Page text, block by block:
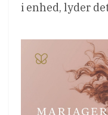
i enhed, lyder